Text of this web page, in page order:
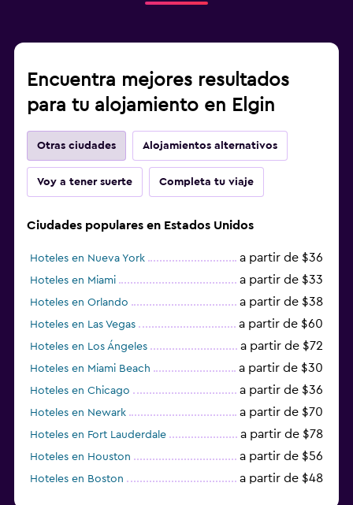
Encuentra mejores resultados
para tu alojamiento en Elgin
Otras ciudades Alojamientos alternativos
Voy a tener suerte Completa tu viaje
Ciudades populares en Estados Unidos
Hoteles en Nueva York a partir de $36
Hoteles en Miami a partir de $33
Hoteles en Orlando a partir de $38
Hoteles en Las Vegas a partir de $60
Hoteles en Los Ángeles a partir de $72
Hoteles en Miami Beach a partir de $30
Hoteles en Chicago a partir de $36
Hoteles en Newark a partir de $70
Hoteles en Fort Lauderdale a partir de $78
Hoteles en Houston a partir de $56
Hoteles en Boston a partir de $48